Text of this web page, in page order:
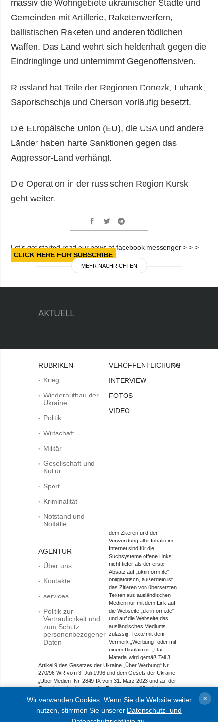
massiv die Wohngebiete ukrainischer Städte und
Gemeinden mit Artillerie, Raketenwerfern,
ballistischen Raketen und anderen tödlichen
Waffen. Das Land wehrt sich heldenhaft gegen die
Eindringlinge und unternimmt Gegenoffensiven.
Russland hat Teile der Regionen Donezk, Luhank,
Saporischschja und Cherson vorläufig besetzt.
Die Europäische Union (EU), die USA und andere
Länder haben harte Sanktionen gegen das
Aggressor-Land verhängt.
Die Operation in der russischen Region Kursk
geht weiter.
Let’s get started read our news at facebook messenger > > >
CLICK HERE FOR SUBSCRIBE
MEHR NACHRICHTEN
AKTUELL
RUBRIKEN
Krieg
Wiederaufbau der
Ukraine
Politik
Wirtschaft
Militär
Gesellschaft und
Kultur
Sport
Kriminalität
Notstand und
Notfälle
AGENTUR
Über uns
Kontakte
services
Politik zur
Vertraulichkeit und
zum Schutz
personenbezogener
Daten
VERÖFFENTLICHUNGEN
INTERVIEW
FOTOS
VIDEO
Bei
dem Zitieren und der
Verwendung aller Inhalte im
Internet sind für die
Suchsysteme offene Links
nicht tiefer als der erste
Absatz auf „ukrinform.de“
obligatorisch, außerdem ist
das Zitieren von übersetzten
Texten aus ausländischen
Medien nur mit dem Link auf
die Webseite „ukrinform.de“
und auf die Webseite des
ausländisches Mediums
zulässig. Texte mit dem
Vermerk „Werbung“ oder mit
einem Disclaimer: „Das
Material wird gemäß Teil 3
Artikel 9 des Gesetzes der Ukraine „Über Werbung“ Nr.
270/96-WR vom 3. Juli 1996 und dem Gesetz der Ukraine
„Über Medien“ Nr. 2849-IX vom 31. März 2023 und auf der
Grundlage des Vertrags/der Rechnung veröffentlicht.
Objekt im Bereich Onlinemedien; Medien-ID R40-01421.
© 2015-2026 Ukrinform. Alle Rechte sind geschützt.
Wir verwenden Cookies. Wenn Sie die Website weiter
nutzen, stimmen Sie unserer Datenschutz- und
×